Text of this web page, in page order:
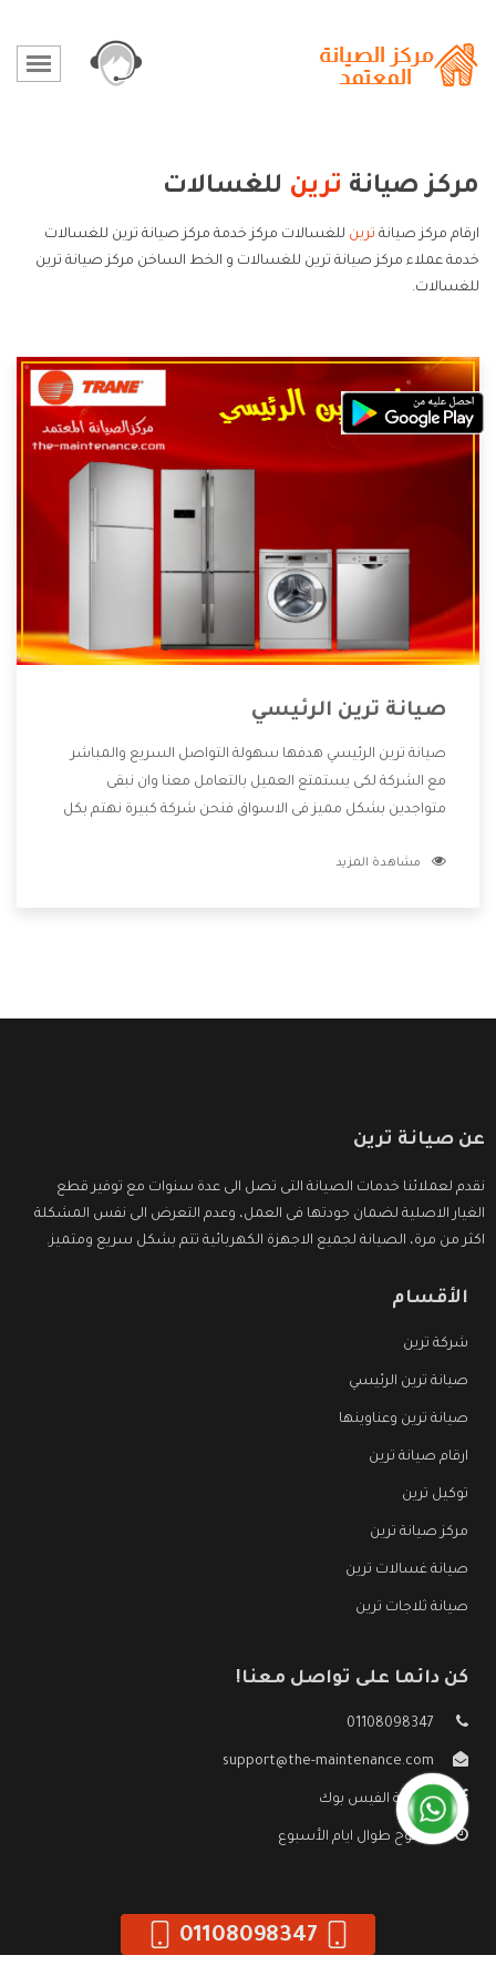
مركز صيانة ترين للغسالات
ارقام مركز صيانة ترين للغسالات مركز خدمة مركز صيانة ترين للغسالات
خدمة عملاء مركز صيانة ترين للغسالات و الخط الساخن مركز صيانة ترين
للغسالات.
صيانة ترين الرئيسي
صيانة ترين الرئيسي هدفها سهولة التواصل السريع والمباشر
مع الشركة لكى يستمتع العميل بالتعامل معنا وان نبقى
متواجدين بشكل مميز فى الاسواق فنحن شركة كبيرة نهتم بكل
الشركة بها والتى تكون منها خدمة الصيانة التى تكون من أهم
مشاهدة المزيد
عن صيانة ترين
نقدم لعملائنا خدمات الصيانة التى تصل الى عدة سنوات مع توفير قطع
الغيار الاصلية لضمان جودتها فى العمل، وعدم التعرض الى نفس المشكلة
اكثر من مرة، الصيانة لجميع الاجهزة الكهربائية تتم بشكل سريع ومتميز.
الأقسام
شركة ترين
صيانة ترين الرئيسي
صيانة ترين وعناوينها
ارقام صيانة ترين
توكيل ترين
مركز صيانة ترين
صيانة غسالات ترين
صيانة ثلاجات ترين
كن دائما على تواصل معنا!
01108098347
support@the-maintenance.com
صفحة الفيس بوك
مفتوح طوال ايام الأسبوع
01108098347